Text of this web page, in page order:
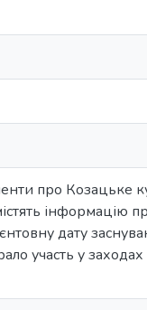
про Козацьке
інформацію
дату
участь у заходах